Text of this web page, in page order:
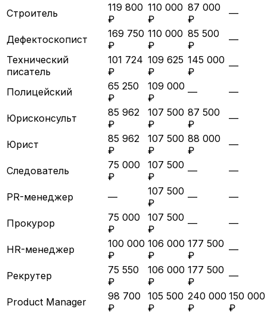
Строитель
119 800
₽
110 000
₽
87 000
₽
—
Дефектоскопист
169 750
₽
110 000
₽
85 500
₽
—
Технический
писатель
101 724
₽
109 625
₽
145 000
₽
—
Полицейский
65 250
₽
109 000
₽
— —
Юрисконсульт
85 962
₽
107 500
₽
87 500
₽
—
Юрист
85 962
₽
107 500
₽
88 000
₽
—
Следователь
75 000
₽
107 500
₽
— —
PR-менеджер —
107 500
₽
— —
Прокурор
75 000
₽
107 500
₽
— —
HR-менеджер
100 000
₽
106 000
₽
177 500
₽
—
Рекрутер
75 550
₽
106 000
₽
177 500
₽
—
Product Manager
98 700
₽
105 500
₽
240 000
₽
150 000
₽